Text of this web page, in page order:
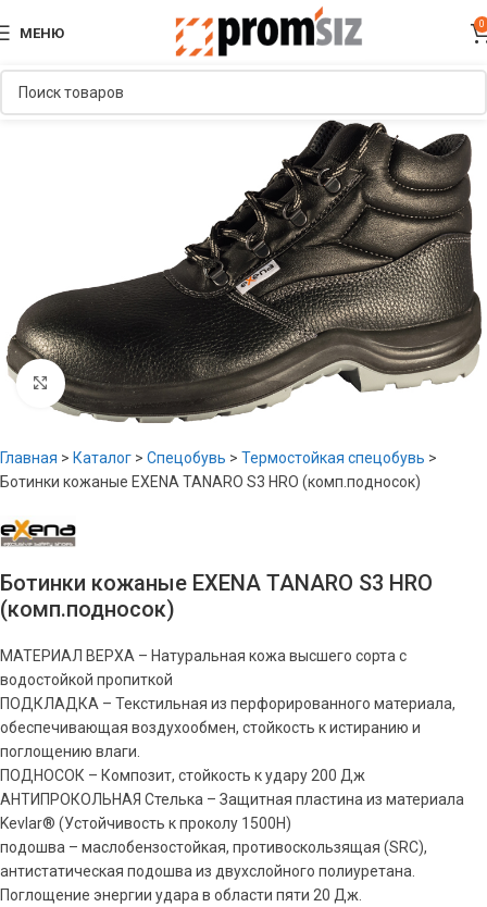
МЕНЮ
0
Увеличить
Главная > Каталог > Спецобувь > Термостойкая спецобувь >
Ботинки кожаные EXENA TANARO S3 HRO (комп.подносок)
Ботинки кожаные EXENA TANARO S3 HRO
(комп.подносок)
МАТЕРИАЛ ВЕРХА – Натуральная кожа высшего сорта с
водостойкой пропиткой
ПОДКЛАДКА – Текстильная из перфорированного материала,
обеспечивающая воздухообмен, стойкость к истиранию и
поглощению влаги.
ПОДНОСОК – Композит, стойкость к удару 200 Дж
АНТИПРОКОЛЬНАЯ Стелька – Защитная пластина из материала
Kevlar® (Устойчивость к проколу 1500Н)
подошва – маслобензостойкая, противоскользящая (SRC),
антистатическая подошва из двухслойного полиуретана.
Поглощение энергии удара в области пяти 20 Дж.